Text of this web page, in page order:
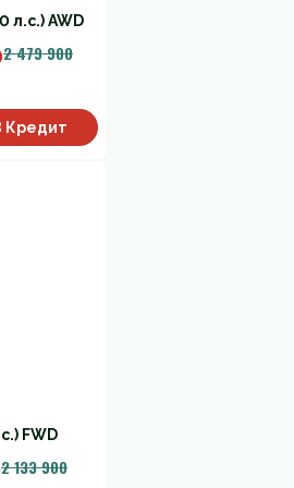
л.с.) AWD
2 479 900
Кредит
FWD
2 133 900